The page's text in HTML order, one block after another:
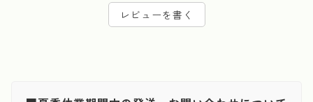
レビューを書く